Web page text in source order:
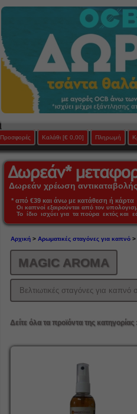
Προσφορές Καλάθι [€ 0,00] Πληρωμή
Δωρεάν χρέωση
* από €39 και άνω με κατάθεση ή
Οι καπνοί εξαιρούνται από τον
Το ίδιο ισχύει για τα πούρα εκτός και
Αρχική> Αρωματικές σταγόνες για καπνό>
MAGIC AROMA
Βελτιωτικές σταγόνες για
Δείτε όλα τα προϊόντα της κατηγορίας